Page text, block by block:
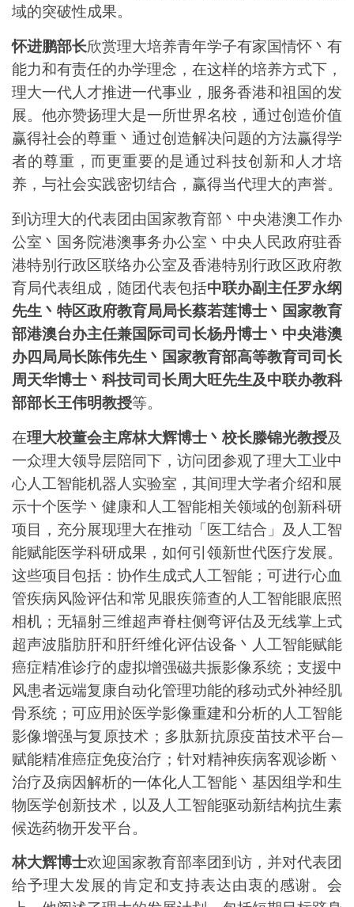
域的突破性成果。
怀进鹏部长欣赏理大培养青年学子有家国情怀丶有
能力和有责任的办学理念，在这样的培养方式下，
理大一代人才推进一代事业，服务香港和祖国的发
展。他亦赞扬理大是一所世界名校，通过创造价值
赢得社会的尊重丶通过创造解决问题的方法赢得学
者的尊重，而更重要的是通过科技创新和人才培
养，与社会实践密切结合，赢得当代理大的声誉。
到访理大的代表团由国家教育部丶中央港澳工作办
公室丶国务院港澳事务办公室丶中央人民政府驻香
港特别行政区联络办公室及香港特别行政区政府教
育局代表组成，随团代表包括中联办副主任罗永纲
先生丶特区政府教育局局长蔡若莲博士丶国家教育
部港澳台办主任兼国际司司长杨丹博士丶中央港澳
办四局局长陈伟先生丶国家教育部高等教育司司长
周天华博士丶科技司司长周大旺先生及中联办教科
部部长王伟明教授等。
在理大校董会主席林大辉博士丶校长滕锦光教授及
一众理大领导层陪同下，访问团参观了理大工业中
心人工智能机器人实验室，其间理大学者介绍和展
示十个医学丶健康和人工智能相关领域的创新科研
项目，充分展现理大在推动「医工结合」及人工智
能赋能医学科研成果，如何引领新世代医疗发展。
这些项目包括：协作生成式人工智能；可进行心血
管疾病风险评估和常见眼疾筛查的人工智能眼底照
相机；无辐射三维超声脊柱侧弯评估及无线掌上式
超声波脂肪肝和肝纤维化评估设备 丶人工智能赋能
癌症精准诊疗的虚拟增强磁共振影像系统；支援中
风患者远端复康自动化管理功能的移动式外神经肌
骨系统；可应用於医学影像重建和分析的人工智能
影像增强与复原技术；多肽新抗原疫苗技术平台─
赋能精准癌症免疫治疗；针对精神疾病客观诊断丶
治疗及病因解析的一体化人工智能丶基因组学和生
物医学创新技术，以及人工智能驱动新结构抗生素
候选药物开发平台。
林大辉博士欢迎国家教育部率团到访，并对代表团
给予理大发展的肯定和支持表达由衷的感谢。会